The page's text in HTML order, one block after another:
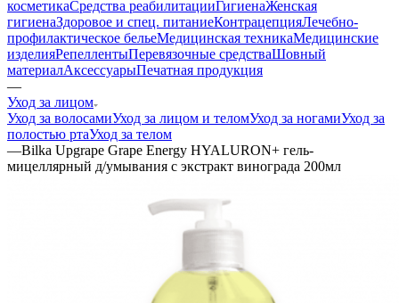
косметикаСредства реабилитацииГигиенаЖенская
гигиенаЗдоровое и спец. питаниеКонтрацепцияЛечебно-
профилактическое бельеМедицинская техникаМедицинские
изделияРепеллентыПеревязочные средстваШовный
материалАксессуарыПечатная продукция
—
Уход за лицом
Уход за волосамиУход за лицом и теломУход за ногамиУход за
полостью ртаУход за телом
—Bilka Upgrape Grape Energy HYALURON+ гель-
мицеллярный д/умывания с экстракт винограда 200мл